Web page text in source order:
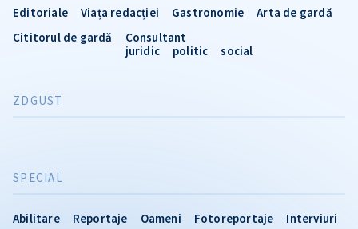
SPECIAL
Abilitare Reportaje Oameni Fotoreportaje
Interviuri
Editoriale
Viața redacției Gastronomie
Arta de gardă
Cititorul de gardă
Consultant
juridic
politic social
ZDGUST